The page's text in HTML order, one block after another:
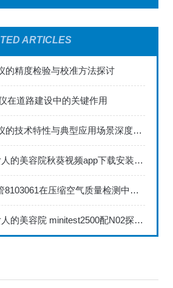
ARTICLES
的精度检验与校准方法探讨
在道路建设中的关键作用
Mini-Max测定仪的技术特性与典型应用场景深度解读
秋葵视频app女人的美容院秋葵视频app下载安装735FN1.5正确的校准步骤
德尔格水检测管8103061在压缩空气质量检测中的应用
秋葵视频app女人的美容院 minitest2500配N02探头如何两点校准？